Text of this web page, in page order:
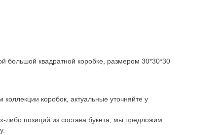
большой квадратной коробке, размером 30*30*30
коробок, актуальные уточняйте у
либо позиций из состава букета, мы предложим